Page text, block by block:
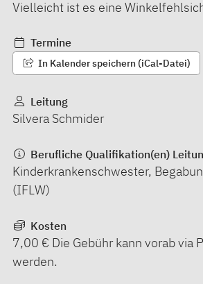
Vielleicht ist es eine
Termine
In Kalender speichern (iCal-Datei)
Leitung
Silvera Schmider
Berufliche Qualifikation(en)
Kinderkrankenschwester,
(IFLW)
Kosten
7,00 € Die Gebühr kann vorab via
werden.